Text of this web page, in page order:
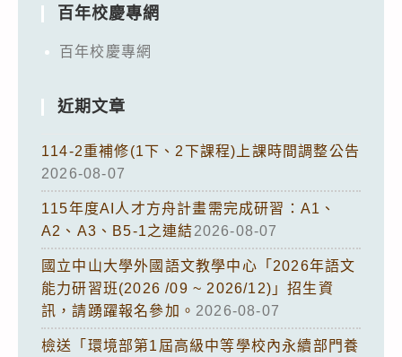
百年校慶專網
百年校慶專網
近期文章
114-2重補修(1下、2下課程)上課時間調整公告
2026-08-07
115年度AI人才方舟計畫需完成研習：A1、
A2、A3、B5-1之連結2026-08-07
國立中山大學外國語文教學中心「2026年語文
能力研習班(2026 /09 ~ 2026/12)」招生資
訊，請踴躍報名參加。 2026-08-07
檢送「環境部第1屆高級中等學校內永續部門養